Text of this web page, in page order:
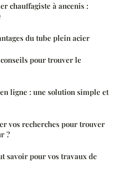
chauffagiste à ancenis :
du tube plein acier
pour trouver le
ligne : une solution simple et
vos recherches pour trouver
?
savoir pour vos travaux de